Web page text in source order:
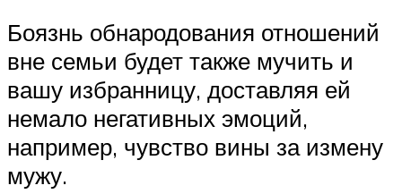
Боязнь обнародования отношений
вне семьи будет также мучить и
вашу избранницу, доставляя ей
немало негативных эмоций,
например, чувство вины за измену
мужу.